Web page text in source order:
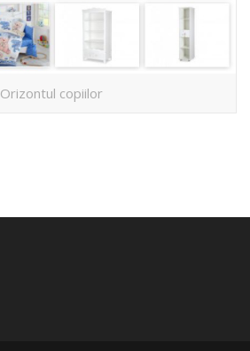
Orizontul copiilor